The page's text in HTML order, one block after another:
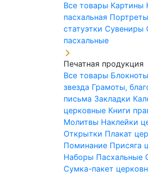
Все товары Картины
пасхальная Портреты
статуэтки Сувениры
пасхальные
Печатная продукция
Все товары Блокноты
звезда Грамоты,
письма Закладки
церковные Книги
Молитвы Наклейки
Открытки Плакат
Поминание Присяга
Наборы Пасхальные
Сумка-пакет